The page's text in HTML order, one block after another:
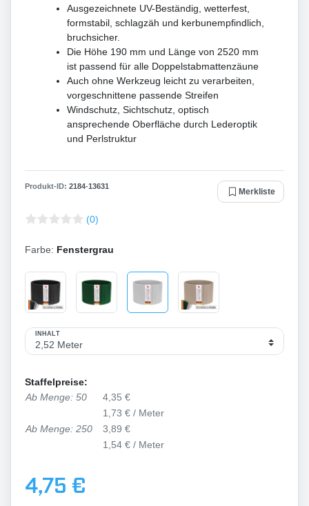
Ausgezeichnete UV-Beständig, wetterfest,
formstabil, schlagzäh und kerbunempfindlich,
bruchsicher.
Die Höhe 190 mm und Länge von 2520 mm
ist passend für alle Doppelstabmattenzäune
Auch ohne Werkzeug leicht zu verarbeiten,
vorgeschnittene passende Streifen
Windschutz, Sichtschutz, optisch
ansprechende Oberfläche durch Lederoptik
und Perlstruktur
Produkt-ID: 2184-13631
Merkliste
(0)
Farbe: Fenstergrau
INHALT
Staffelpreise:
Ab Menge: 50
4,35 €
1,73 € / Meter
Ab Menge: 250
3,89 €
1,54 € / Meter
4,75 €